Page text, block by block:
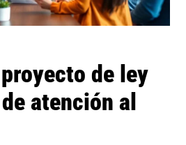
de ley
atención al